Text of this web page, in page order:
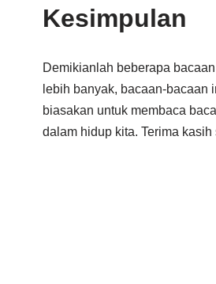
Kesimpulan
Demikianlah beberapa
lebih banyak, bacaan-bacaan
biasakan untuk membaca
dalam hidup kita. Terima